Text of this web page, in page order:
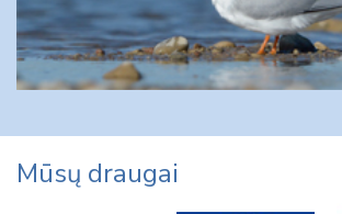
Mūsų draugai